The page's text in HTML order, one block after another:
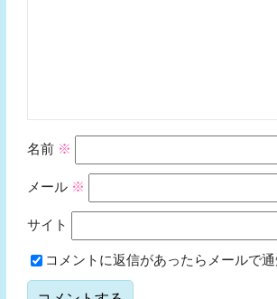
名前 ※
メール ※
サイト
コメントに返信があったらメールで通